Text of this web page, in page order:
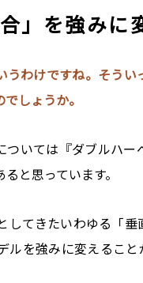
」を強みに
うわけですね。そうい
しょうか。
ついては『ダブルハー
と思っています。
してきたいわゆる「垂
ルを強みに変えるこ